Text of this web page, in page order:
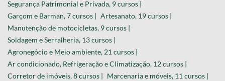
Segurança Patrimonial e Privada, 9 cursos |
Garçom e Barman, 7 cursos | Artesanato, 19 cursos |
Manutenção de motocicletas, 9 cursos |
Soldagem e Serralheria, 13 cursos |
Agronegócio e Meio ambiente, 21 cursos |
Ar condicionado, Refrigeração e Climatização, 12 cursos |
Corretor de imóveis, 8 cursos | Marcenaria e móveis, 11 cursos |